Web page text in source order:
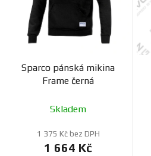
Sparco pánská mikina
Frame černá
Skladem
1 375 Kč bez DPH
1 664 Kč